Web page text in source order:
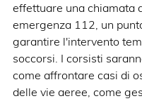
effettuare una chiamata
emergenza 112, un
garantire l'intervento
soccorsi. I corsisti
come affrontare casi di
delle vie aeree, come